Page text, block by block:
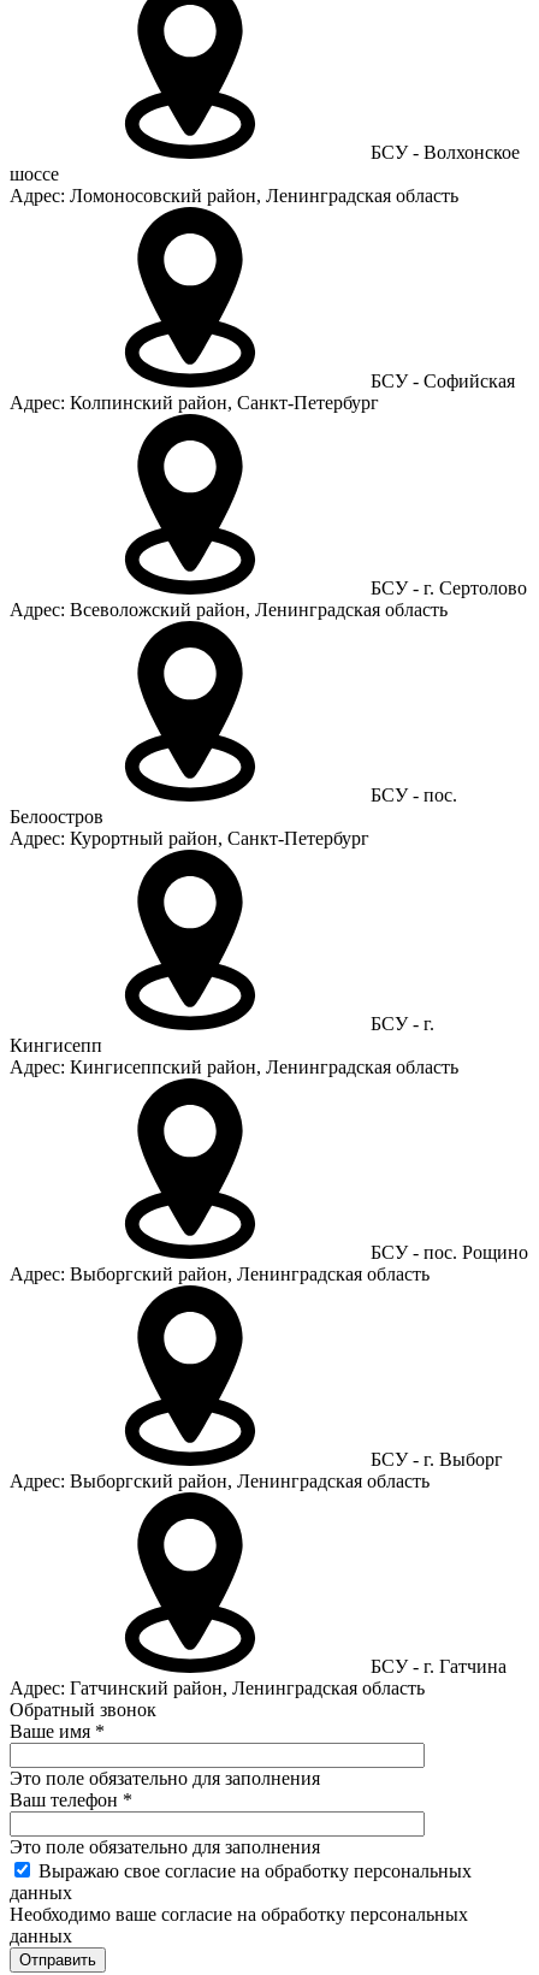
БСУ - Волхонское
шоссе
Адрес: Ломоносовский район, Ленинградская область
БСУ - Софийская
Адрес: Колпинский район, Санкт-Петербург
БСУ - г. Сертолово
Адрес: Всеволожский район, Ленинградская область
БСУ - пос.
Белоостров
Адрес: Курортный район, Санкт-Петербург
БСУ - г.
Кингисепп
Адрес: Кингисеппский район, Ленинградская область
БСУ - пос. Рощино
Адрес: Выборгский район, Ленинградская область
БСУ - г. Выборг
Адрес: Выборгский район, Ленинградская область
БСУ - г. Гатчина
Адрес: Гатчинский район, Ленинградская область
Обратный звонок
Ваше имя *
Это поле обязательно для заполнения
Ваш телефон *
Это поле обязательно для заполнения
Выражаю свое согласие на обработку персональных
данных
Необходимо ваше согласие на обработку персональных
данных
Отправить